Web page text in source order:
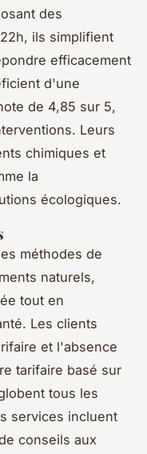
des
ils simplifient
efficacement
d'une
de 4,85 sur 5,
Leurs
chimiques et
la
écologiques.
méthodes de
naturels,
tout en
Les clients
et l'absence
tarifaire basé sur
tous les
services incluent
conseils aux